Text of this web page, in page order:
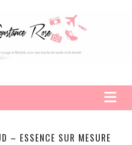
– ESSENCE SUR MESURE